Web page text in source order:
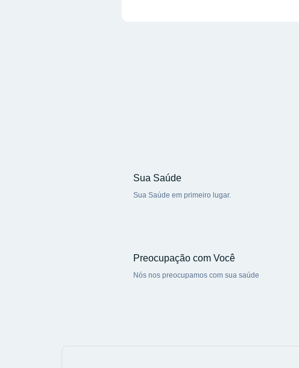
Sua Saúde
Sua Saúde em primeiro lugar.
Preocupação com Você
Nós nos preocupamos com sua saúde